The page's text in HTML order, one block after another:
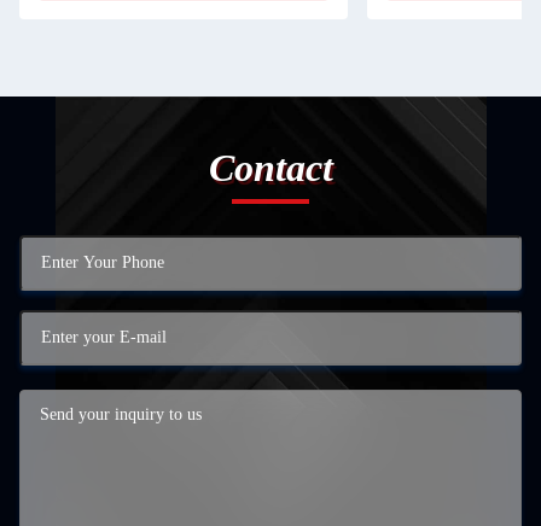
Contact